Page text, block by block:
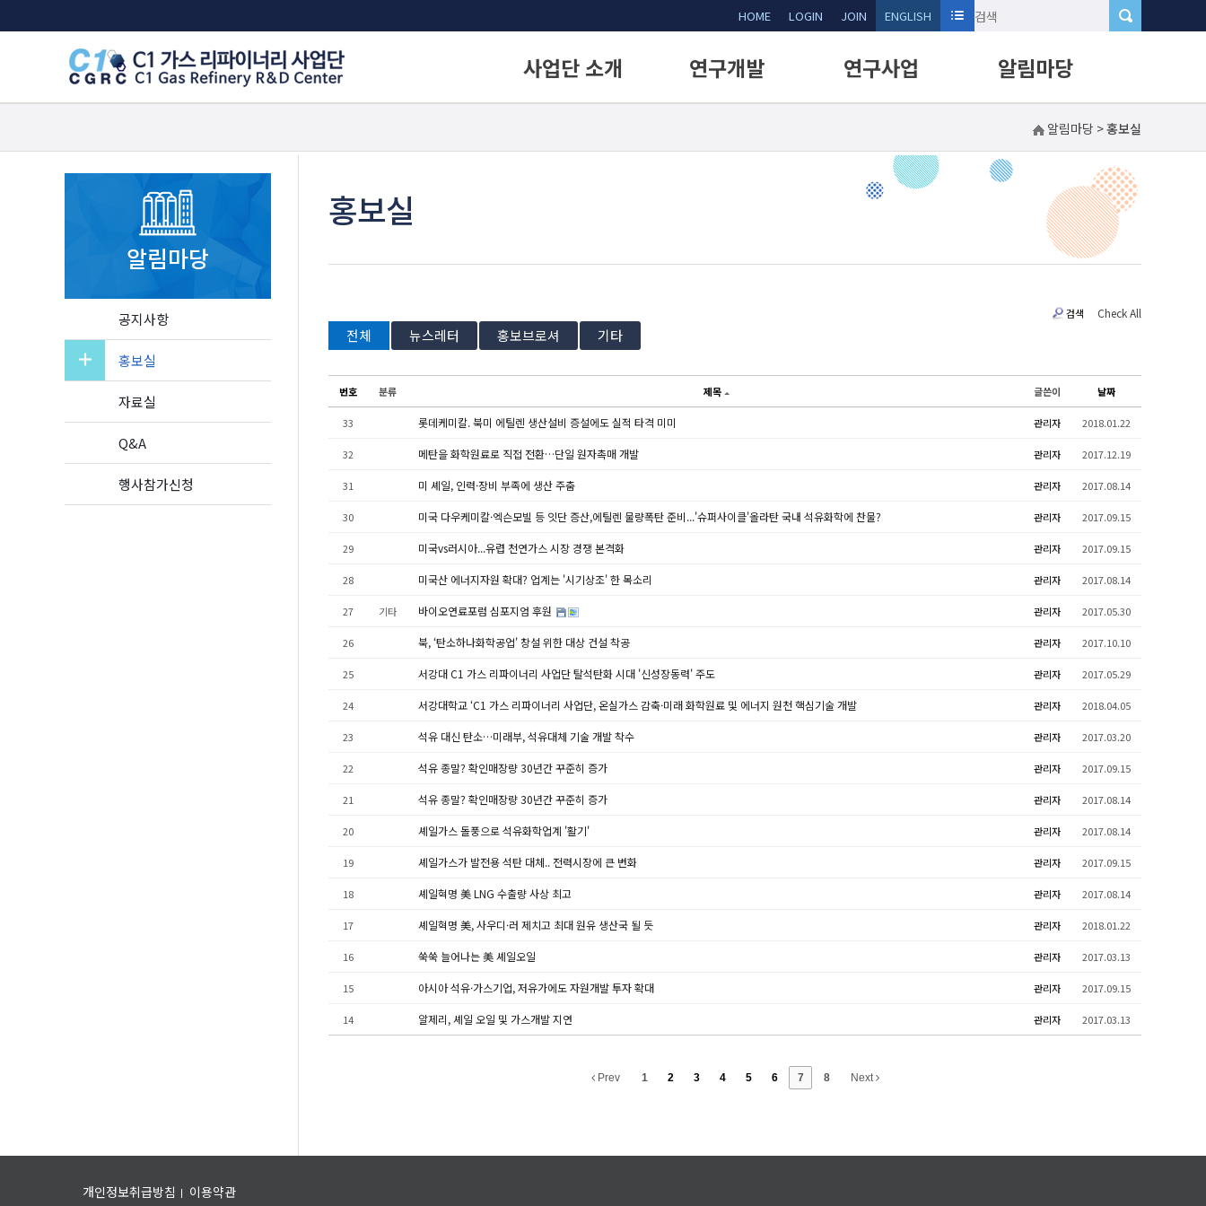
HOME LOGIN JOIN ENGLISH
사업단 소개 연구개발 연구사업 알림마당
오시는길
연구성과
기술수요제안신청
공지사항
Q&A
행사참가신청
알림마당 >홍보실
알림마당
공지사항
홍보실
자료실
Q&A
행사참가신청
홍보실
검색 Check All
전체 뉴스레터 홍보브로셔 기타
번호 분류 제목 글쓴이 날짜
33 롯데케미칼. 북미 에틸렌 생산설비 증설에도 실적 타격 미미 관리자 2018.01.22
32 메탄을 화학원료로 직접 전환…단일 원자촉매 개발 관리자 2017.12.19
31 미 셰일, 인력·장비 부족에 생산 주춤 관리자 2017.08.14
30 미국 다우케미칼·엑슨모빌 등 잇단 증산,에틸렌 물량폭탄 준비...'슈퍼사이클'올라탄 국내 석유화학에 찬물? 관리자 2017.09.15
29 미국vs러시아...유렵 천연가스 시장 경쟁 본격화 관리자 2017.09.15
28 미국산 에너지자원 확대? 업계는 '시기상조' 한 목소리 관리자 2017.08.14
27 기타 바이오연료포럼 심포지엄 후원 관리자 2017.05.30
26 북, ‘탄소하나화학공업' 창설 위한 대상 건설 착공 관리자 2017.10.10
25 서강대 C1 가스 리파이너리 사업단 탈석탄화 시대 '신성장동력' 주도 관리자 2017.05.29
24 서강대학교 ‘C1 가스 리파이너리 사업단, 온실가스 감축·미래 화학원료 및 에너지 원천 핵심기술 개발 관리자 2018.04.05
23 석유 대신 탄소…미래부, 석유대체 기술 개발 착수 관리자 2017.03.20
22 석유 종말? 확인매장량 30년간 꾸준히 증가 관리자 2017.09.15
21 석유 종말? 확인매장량 30년간 꾸준히 증가 관리자 2017.08.14
20 셰일가스 돌풍으로 석유화학업계 '활기' 관리자 2017.08.14
19 셰일가스가 발전용 석탄 대체.. 전력시장에 큰 변화 관리자 2017.09.15
18 셰일혁명 美 LNG 수출량 사상 최고 관리자 2017.08.14
17 셰일혁명 美, 사우디·러 제치고 최대 원유 생산국 될 듯 관리자 2018.01.22
16 쑥쑥 늘어나는 美 셰일오일 관리자 2017.03.13
15 아시아 석유·가스기업, 저유가에도 자원개발 투자 확대 관리자 2017.09.15
14 알제리, 셰일 오일 및 가스개발 지연 관리자 2017.03.13
Prev 1 2 3 4 5 6 7 8 Next
개인정보취급방침 이용약관